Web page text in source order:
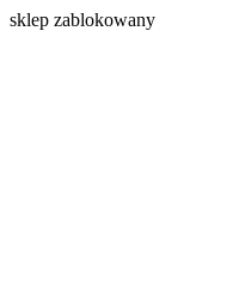
sklep zablokowany